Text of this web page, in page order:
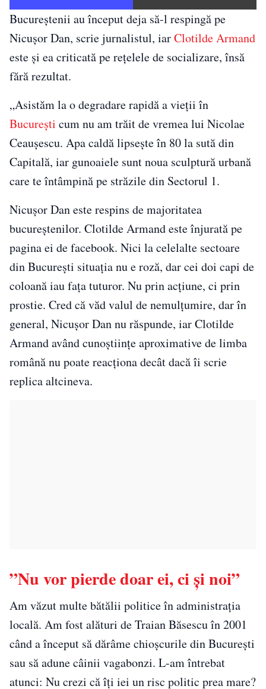
Bucureștenii au început deja să-l respingă pe
Nicușor Dan, scrie jurnalistul, iarClotilde Armand
este și ea criticată pe rețelele de socializare, însă
fără rezultat.
„Asistăm la o degradare rapidă a vieții în
București cum nu am trăit de vremea lui Nicolae
Ceaușescu. Apa caldă lipsește în 80 la sută din
Capitală, iar gunoaiele sunt noua sculptură urbană
care te întâmpină pe străzile din Sectorul 1.
Nicușor Dan este respins de majoritatea
bucureștenilor. Clotilde Armand este înjurată pe
pagina ei de facebook. Nici la celelalte sectoare
din București situația nu e roză, dar cei doi capi de
coloană iau fața tuturor. Nu prin acțiune, ci prin
prostie. Cred că văd valul de nemulțumire, dar în
general, Nicușor Dan nu răspunde, iar Clotilde
Armand având cunoștiințe aproximative de limba
română nu poate reacționa decât dacă îi scrie
replica altcineva.
”Nu vor pierde doar ei, ci și noi”
Am văzut multe bătălii politice în administrația
locală. Am fost alături de Traian Băsescu în 2001
când a început să dărâme chioșcurile din București
sau să adune câinii vagabonzi. L-am întrebat
atunci: Nu crezi că îți iei un risc politic prea mare?